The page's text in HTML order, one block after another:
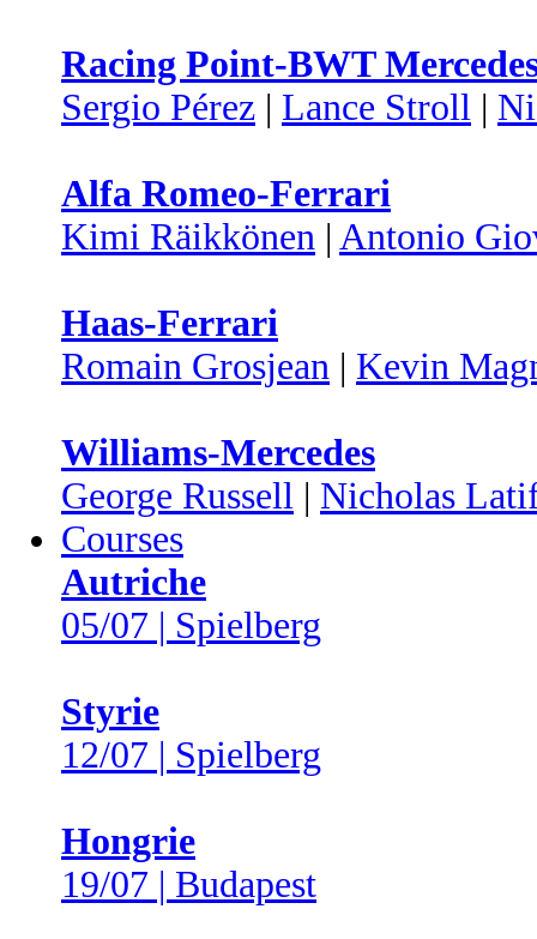
Racing Point-BWT
Sergio Pérez | Lance Stroll |
Alfa Romeo-Ferrari
Kimi Räikkönen | Antonio
Haas-Ferrari
Romain Grosjean | Kevin
Williams-Mercedes
George Russell | Nicholas
Courses
Autriche
05/07 | Spielberg
Styrie
12/07 | Spielberg
Hongrie
19/07 | Budapest